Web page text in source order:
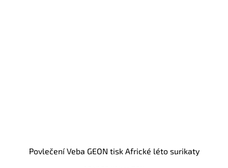
Povlečení Veba GEON tisk Africké léto surikaty